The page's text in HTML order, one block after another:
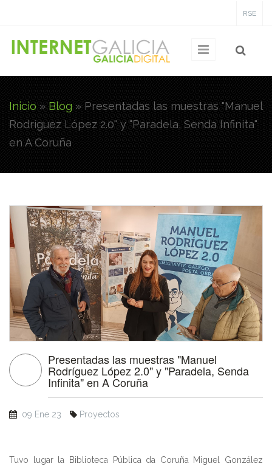
RSE
Usted está aquí
Inicio » Blog » Presentadas las muestras "Manuel
Rodríguez López 2.0" y "Paradela, Senda Infinita"
en A Coruña
Presentadas las muestras "Manuel
Rodríguez López 2.0" y "Paradela, Senda
Infinita" en A Coruña
09 Ene 23 Proyectos
Tuvo lugar la Biblioteca Pública da Coruña Miguel González